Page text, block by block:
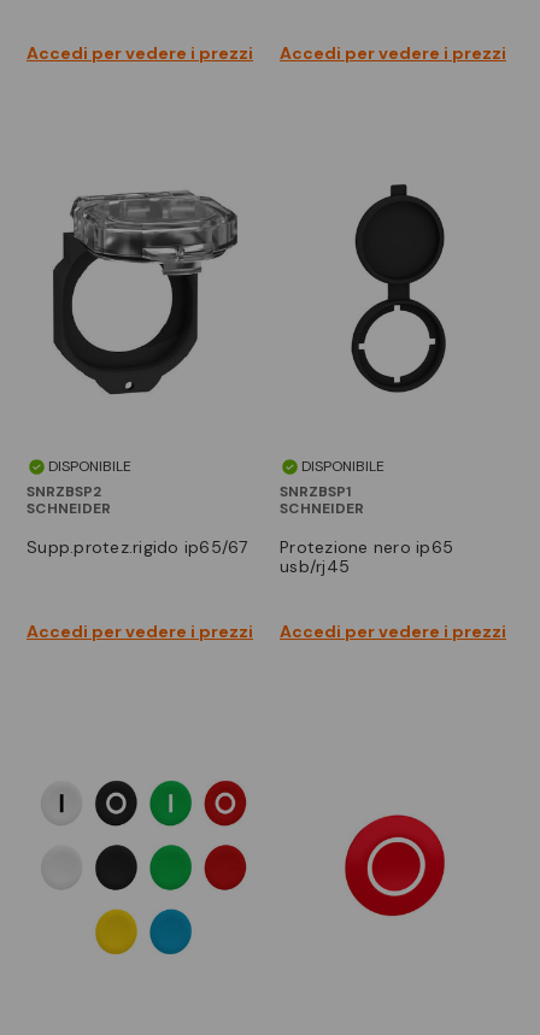
Accedi per vedere i prezzi Accedi per vedere i prezzi
DISPONIBILE
SNRZBSP2
SCHNEIDER
supp.protez.rigido ip65/67
Accedi per vedere i prezzi
DISPONIBILE
SNRZBSP1
SCHNEIDER
protezione nero ip65
usb/rj45
Accedi per vedere i prezzi